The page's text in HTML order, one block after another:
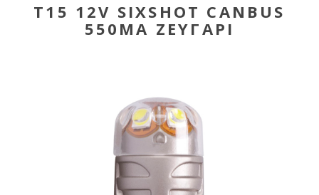
T15 12V SIXSHOT CANBUS
550MA ΖΕΥΓΑΡΙ